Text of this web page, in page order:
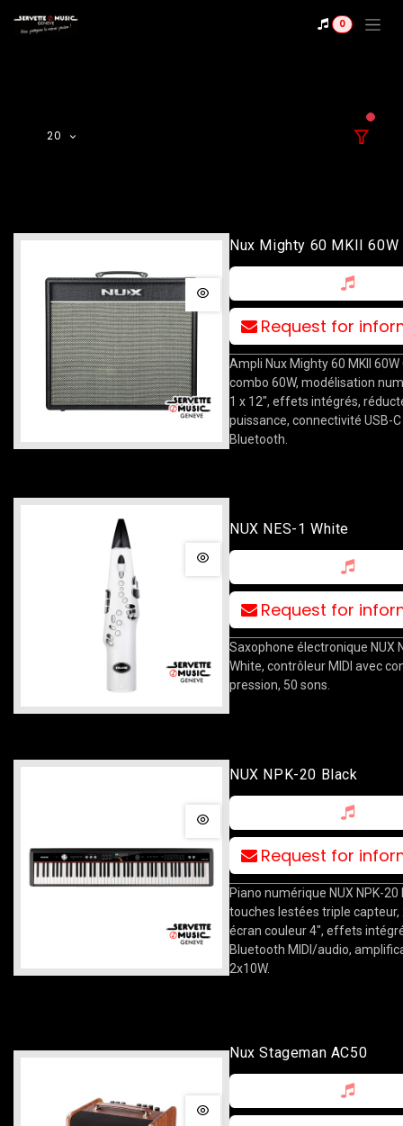
0
20
Nux Mighty 60 MKII 60W
Request for
Ampli Nux Mighty 60 MKII 60W
combo 60W, modélisation
1 x 12", effets intégrés,
puissance, connectivité USB-
Bluetooth.
NUX NES-1 White
Request for
Saxophone électronique NUX
White, contrôleur MIDI avec
pression, 50 sons.
NUX NPK-20 Black
Request for
Piano numérique NUX NPK-20
touches lestées triple capteur,
écran couleur 4", effets
Bluetooth MIDI/audio,
2x10W.
Nux Stageman AC50